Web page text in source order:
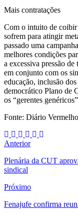
Mais contratações
Com o intuito de coibir
sofrem para atingir
passado uma
melhores condições
a excessiva pressão
em conjunto com os
educação, inclusão
democrático Plano de
os “gerentes
Fonte: Diário
Anterior
Plenária da CUT
sindical
Próximo
Fenajufe confirma